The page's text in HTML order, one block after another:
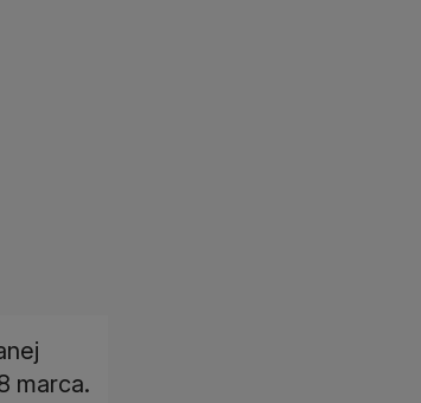
marca.